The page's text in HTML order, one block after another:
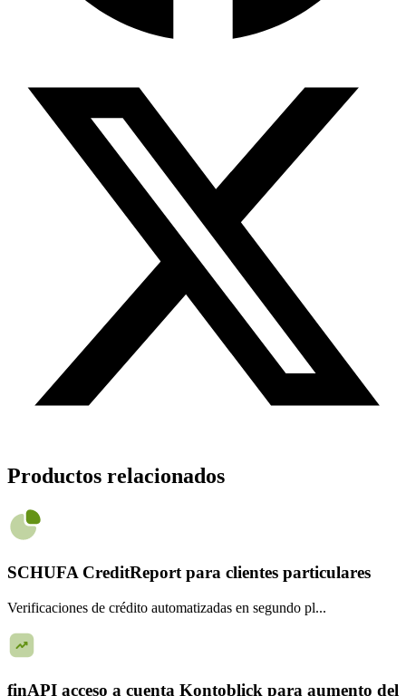
Productos relacionados
SCHUFA CreditReport para clientes particulares
Verificaciones de crédito automatizadas en segundo pl...
finAPI acceso a cuenta Kontoblick para aumento del